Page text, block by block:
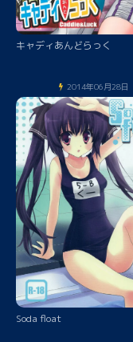
キャディあんどらっく
2014年06月28日
Soda float